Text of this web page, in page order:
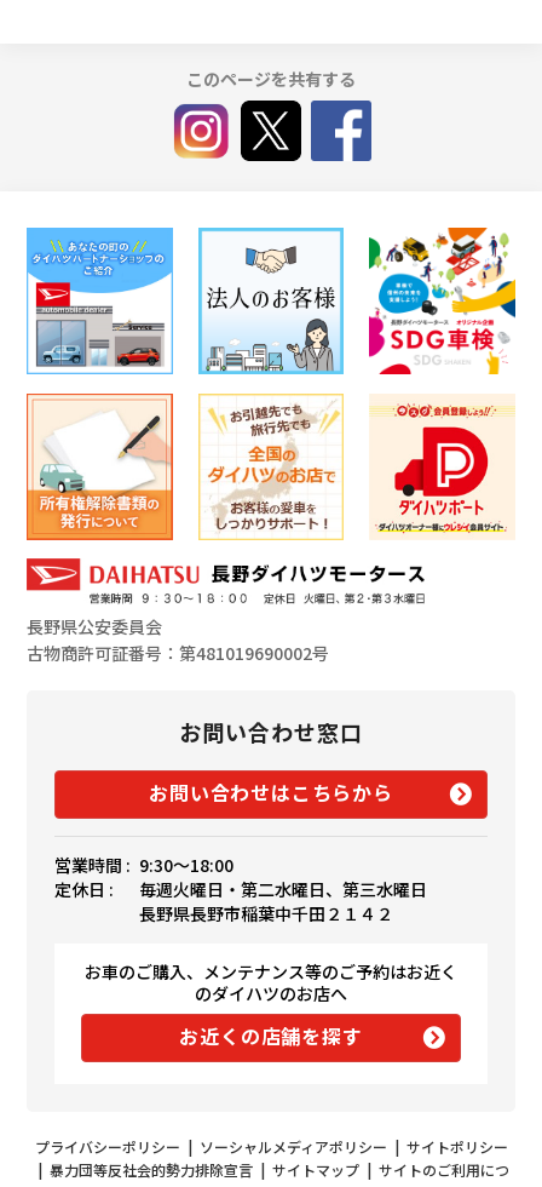
このページを共有する
長野県公安委員会
古物商許可証番号：第481019690002号
お問い合わせ窓口
お問い合わせはこちらから
営業時間 : 9:30〜18:00
定休日 :
毎週火曜日・第二水曜日、第三水曜日
長野県長野市稲葉中千田２１４２
お車のご購入、メンテナンス等のご予約はお近く
のダイハツのお店へ
お近くの店舗を探す
プライバシーポリシー | ソーシャルメディアポリシー | サイトポリシー
| 暴力団等反社会的勢力排除宣言| サイトマップ| サイトのご利用につ